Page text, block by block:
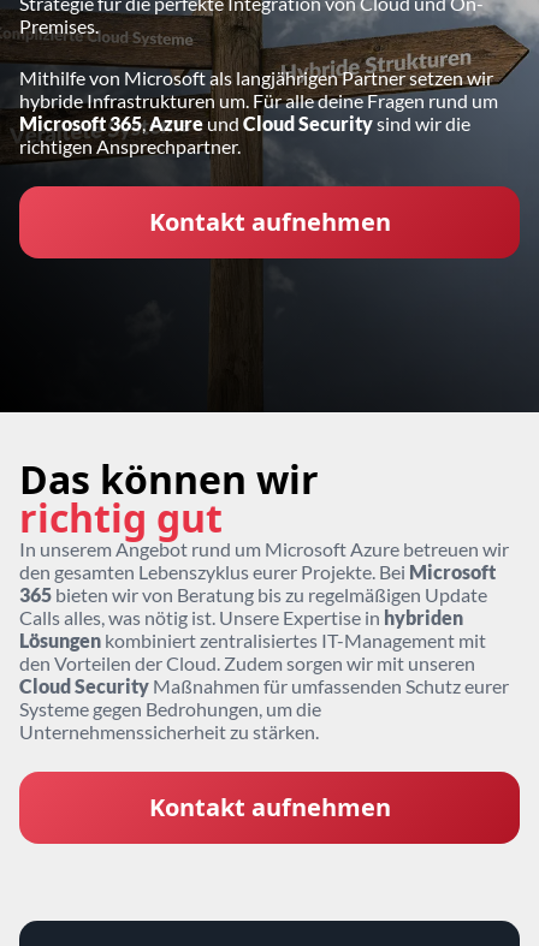
Premises.
Mithilfe von Microsoft als langjährigen Partner setzen wir
hybride Infrastrukturen um. Für alle deine Fragen rund um
Microsoft 365,Azure und Cloud Securitysind wir die
richtigen Ansprechpartner.
Kontakt aufnehmen
Das können wir
richtig gut
In unserem Angebot rund um Microsoft Azure betreuen wir
den gesamten Lebenszyklus eurer Projekte. Bei Microsoft
365 bieten wir von Beratung bis zu regelmäßigen Update
Calls alles, was nötig ist. Unsere Expertise in hybriden
Lösungen kombiniert zentralisiertes IT-Management mit
den Vorteilen der Cloud. Zudem sorgen wir mit unseren
Cloud Security Maßnahmen für umfassenden Schutz eurer
Systeme gegen Bedrohungen, um die
Unternehmenssicherheit zu stärken.
Kontakt aufnehmen